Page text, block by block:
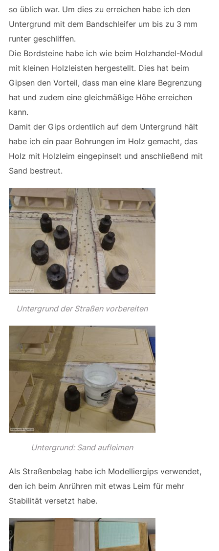
so üblich war. Um dies zu erreichen habe ich den
Untergrund mit dem Bandschleifer um bis zu 3 mm
runter geschliffen.
Die Bordsteine habe ich wie beim Holzhandel-Modul
mit kleinen Holzleisten hergestellt. Dies hat beim
Gipsen den Vorteil, dass man eine klare Begrenzung
hat und zudem eine gleichmäßige Höhe erreichen
kann.
Damit der Gips ordentlich auf dem Untergrund hält
habe ich ein paar Bohrungen im Holz gemacht, das
Holz mit Holzleim eingepinselt und anschließend mit
Sand bestreut.
Untergrund der Straßen vorbereiten
Untergrund: Sand aufleimen
Als Straßenbelag habe ich Modelliergips verwendet,
den ich beim Anrühren mit etwas Leim für mehr
Stabilität versetzt habe.